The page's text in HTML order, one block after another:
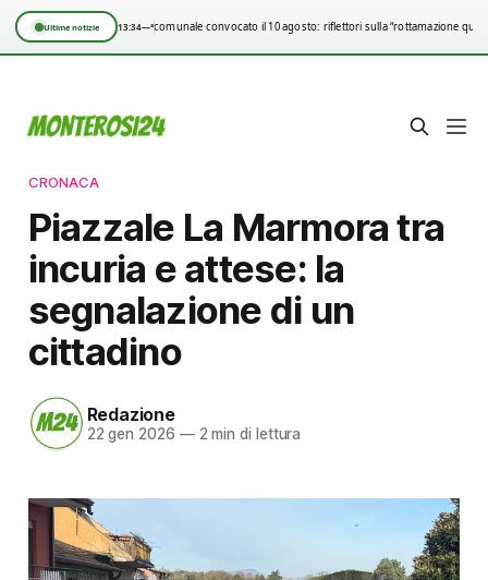
Ultime notizie 13:34—°
Consiglio comunale convocato il 10 agosto: riflettori sulla “rottamazione
CRONACA
Piazzale La Marmora tra
incuria e attese: la
segnalazione di un
cittadino
Redazione
22 gen 2026 —2 min di lettura